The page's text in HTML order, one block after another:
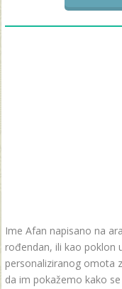
Ime Afan napisano na
rođendan, ili kao poklon
personaliziranog omota
da im pokažemo kako